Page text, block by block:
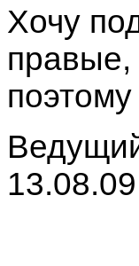
Хочу
правые,
13.08.09